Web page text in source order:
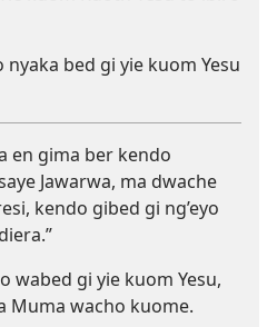
nyaka bed gi yie kuom Yesu
en gima ber kendo
Jawarwa, ma dwache
kendo gibed gi ng’eyo
wabed gi yie kuom Yesu,
Muma wacho kuome.